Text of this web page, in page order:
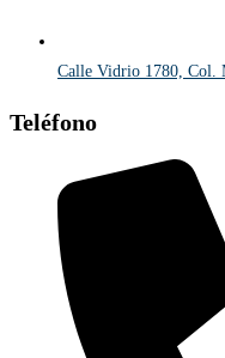
Calle Vidrio 1780, Col.
Teléfono